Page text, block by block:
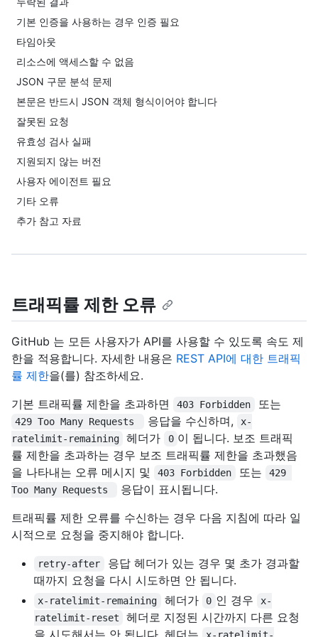
기본 인증을 사용하는 경우 인증 필요
타임아웃
리소스에 액세스할 수 없음
JSON 구문 분석 문제
본문은 반드시 JSON 객체 형식이어야 합니다
잘못된 요청
유효성 검사 실패
지원되지 않는 버전
사용자 에이전트 필요
기타 오류
추가 참고 자료
트래픽률 제한 오류
GitHub 는 모든 사용자가 API를 사용할 수 있도록 속도 제
한을 적용합니다. 자세한 내용은 REST API에 대한 트래픽
률 제한을(를) 참조하세요.
기본 트래픽률 제한을 초과하면
403 Forbidden 또는
429 Too Many Requests 응답을 수신하며,
x-
ratelimit-remaining
헤더가 0 이 됩니다. 보조 트래픽
률 제한을 초과하는 경우 보조 트래픽률 제한을 초과했음
을 나타내는 오류 메시지 및
403 Forbidden 또는
429
Too Many Requests
응답이 표시됩니다.
트래픽률 제한 오류를 수신하는 경우 다음 지침에 따라 일
시적으로 요청을 중지해야 합니다.
retry-after
응답 헤더가 있는 경우 몇 초가 경과할
때까지 요청을 다시 시도하면 안 됩니다.
x-ratelimit-remaining 헤더가 0 인 경우
x-
ratelimit-reset
헤더로 지정된 시간까지 다른 요청